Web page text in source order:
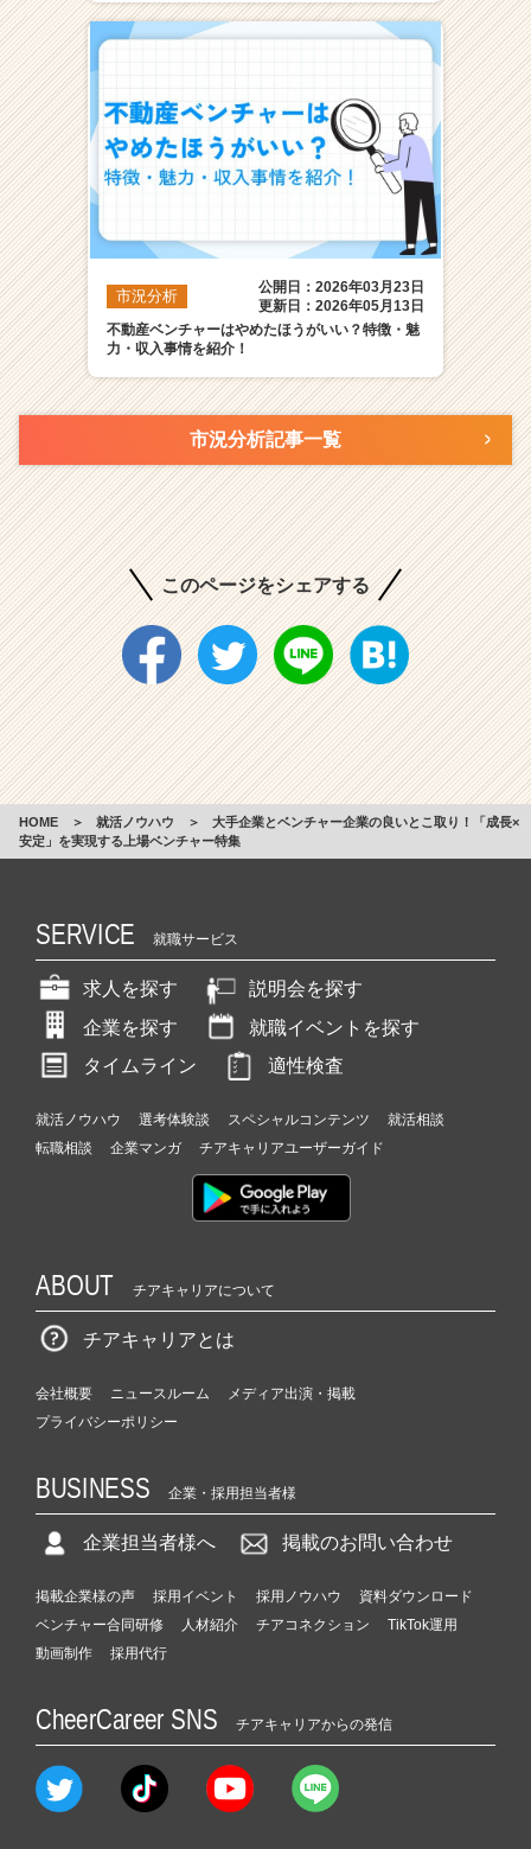
市況分析
公開日：2026年03月23日
更新日：2026年05月13日
不動産ベンチャーはやめたほうがいい？特徴・魅
力・収入事情を紹介！
市況分析記事一覧
このページをシェアする
HOME ＞ 就活ノウハウ ＞
大手企業とベンチャー企業の良いとこ取り！「成長×
安定」を実現する上場ベンチャー特集
SERVICE 就職サービス
求人を探す
説明会を探す
企業を探す
就職イベントを探す
タイムライン
適性検査
就活ノウハウ 選考体験談 スペシャルコンテンツ
就活相談
転職相談
企業マンガ チアキャリアユーザーガイド
ABOUT チアキャリアについて
チアキャリアとは
会社概要 ニュースルーム
メディア出演・掲載
プライバシーポリシー
BUSINESS 企業・採用担当者様
企業担当者様へ 掲載のお問い合わせ
掲載企業様の声 採用イベント 採用ノウハウ
資料ダウンロード
ベンチャー合同研修
人材紹介 チアコネクション
TikTok運用
動画制作
採用代行
CheerCareer SNS チアキャリアからの発信